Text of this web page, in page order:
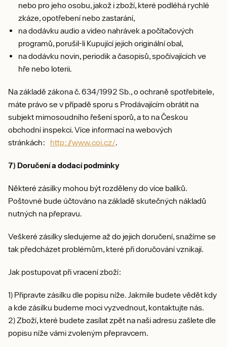
nebo pro jeho osobu, jakož i zboží, které podléhá rychlé
zkáze, opotřebení nebo zastarání,
na dodávku audio a video nahrávek a počítačových
programů, porušil-li Kupující jejich originální obal,
na dodávku novin, periodik a časopisů, spočívajících ve
hře nebo loterii.
Na základě zákona č. 634/1992 Sb., o ochraně spotřebitele,
máte právo se v případě sporu s Prodávajícím obrátit na
subjekt mimosoudního řešení sporů, a to na Českou
obchodní inspekci. Více informací na webových
stránkách: http://www.coi.cz/.
7) Doručení a dodací podmínky
Některé zásilky mohou být rozděleny do více balíků.
Poštovné bude účtováno na základě skutečných nákladů
nutných na přepravu.
Veškeré zásilky sledujeme až do jejich doručení, snažíme se
tak předcházet problémům, které při doručování vznikají.
Jak postupovat při vracení zboží:
1) Připravte zásilku dle popisu níže. Jakmile budete vědět kdy
a kde zásilku budeme moci vyzvednout, kontaktujte nás.
2) Zboží, které budete zasílat zpět na naši adresu zašlete dle
popisu níže vámi zvoleným přepravcem.